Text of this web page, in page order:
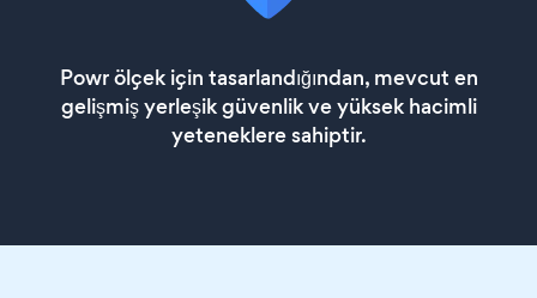
Powr ölçek için tasarlandığından, mevcut en
gelişmiş yerleşik güvenlik ve yüksek hacimli
yeteneklere sahiptir.